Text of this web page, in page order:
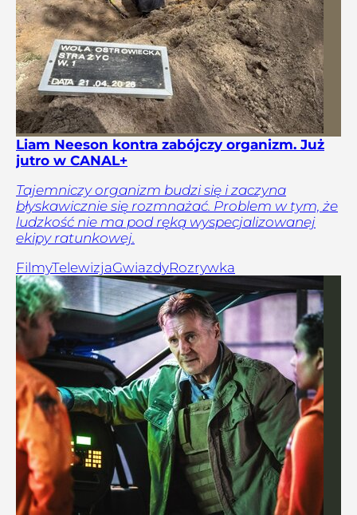
Liam Neeson kontra zabójczy organizm. Już
jutro w CANAL+
Tajemniczy organizm budzi się i zaczyna
błyskawicznie się rozmnażać. Problem w tym, że
ludzkość nie ma pod ręką wyspecjalizowanej
ekipy ratunkowej.
FilmyTelewizjaGwiazdyRozrywka